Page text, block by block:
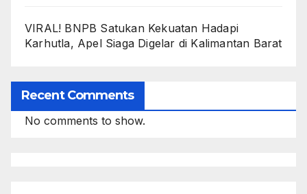
VIRAL! BNPB Satukan Kekuatan Hadapi
Karhutla, Apel Siaga Digelar di Kalimantan Barat
Recent Comments
No comments to show.